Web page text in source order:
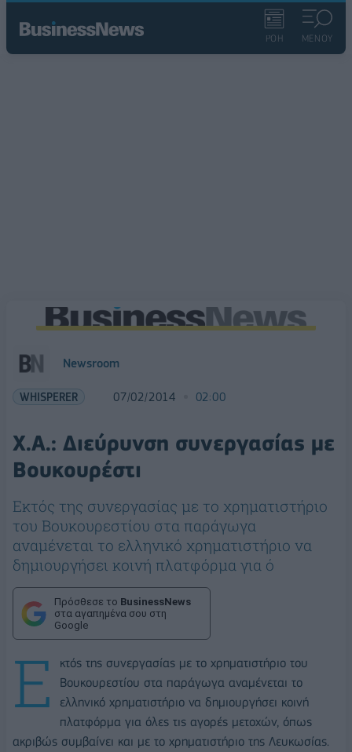
ΡΟΗ ΜΕΝΟΥ
Newsroom
WHISPERER 07/02/2014 02:00
Χ.Α.: Διεύρυνση συνεργασίας με
Βουκουρέστι
Εκτός της συνεργασίας με το χρηματιστήριο
του Βουκουρεστίου στα παράγωγα
αναμένεται το ελληνικό χρηματιστήριο να
δημιουργήσει κοινή πλατφόρμα για ό
Πρόσθεσε το BusinessNews
στα αγαπημένα σου στη
Google
Ε
κτός της συνεργασίας με το χρηματιστήριο του
Βουκουρεστίου στα παράγωγα αναμένεται το
ελληνικό χρηματιστήριο να δημιουργήσει κοινή
πλατφόρμα για όλες τις αγορές μετοχών, όπως
ακριβώς συμβαίνει και με το χρηματιστήριο της Λευκωσίας.